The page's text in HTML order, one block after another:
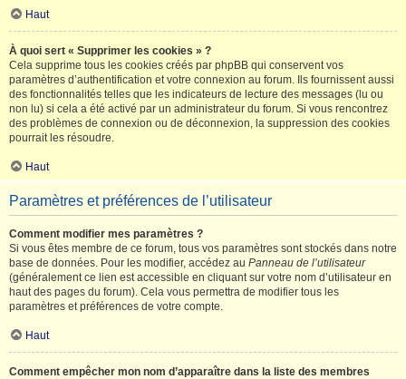
Haut
À quoi sert « Supprimer les cookies » ?
Cela supprime tous les cookies créés par phpBB qui conservent vos
paramètres d’authentification et votre connexion au forum. Ils fournissent aussi
des fonctionnalités telles que les indicateurs de lecture des messages (lu ou
non lu) si cela a été activé par un administrateur du forum. Si vous rencontrez
des problèmes de connexion ou de déconnexion, la suppression des cookies
pourrait les résoudre.
Haut
Paramètres et préférences de l’utilisateur
Comment modifier mes paramètres ?
Si vous êtes membre de ce forum, tous vos paramètres sont stockés dans notre
base de données. Pour les modifier, accédez au Panneau de l’utilisateur
(généralement ce lien est accessible en cliquant sur votre nom d’utilisateur en
haut des pages du forum). Cela vous permettra de modifier tous les
paramètres et préférences de votre compte.
Haut
Comment empêcher mon nom d’apparaître dans la liste des membres